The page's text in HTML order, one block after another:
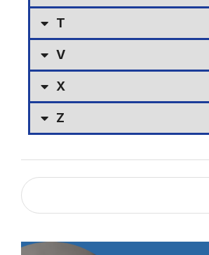
T
V
X
Z